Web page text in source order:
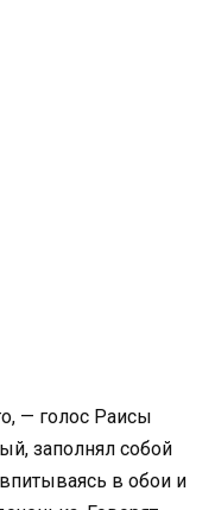
— голос Раисы
заполнял собой
в обои и